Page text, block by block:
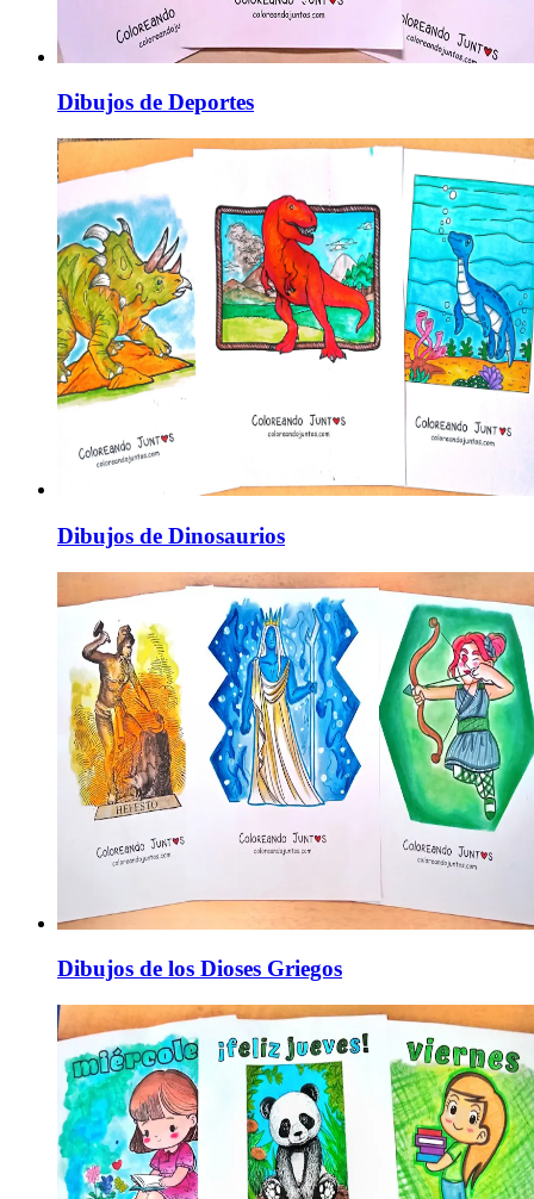
Dibujos de Deportes
Dibujos de Dinosaurios
Dibujos de los Dioses Griegos